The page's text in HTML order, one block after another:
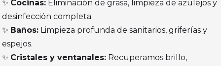
✨ Cocinas: Eliminación de grasa, limpieza de azulejos y
desinfección completa.
✨ Baños: Limpieza profunda de sanitarios, griferías y
espejos.
✨ Cristales y ventanales: Recuperamos brillo,